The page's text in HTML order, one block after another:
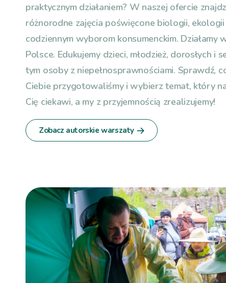
praktycznym działaniem? W naszej ofercie
różnorodne zajęcia poświęcone biologii, ekologii
codziennym wyborom konsumenckim. Działamy
Polsce. Edukujemy dzieci, młodzież, dorosłych i
tym osoby z niepełnosprawnościami. Sprawdź,
Ciebie przygotowaliśmy i wybierz temat, który
Cię ciekawi, a my z przyjemnością zrealizujemy!
Zobacz autorskie warszaty